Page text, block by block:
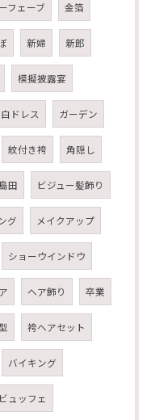
フェーブ 金箔
新婦 新郎
模擬披露宴
白ドレス ガーデン
紋付き袴 角隠し
田 ビジュー髪飾り
グ メイクアップ
ショーウインドウ
ヘア飾り 卒業
袴ヘアセット
バイキング
ビュッフェ